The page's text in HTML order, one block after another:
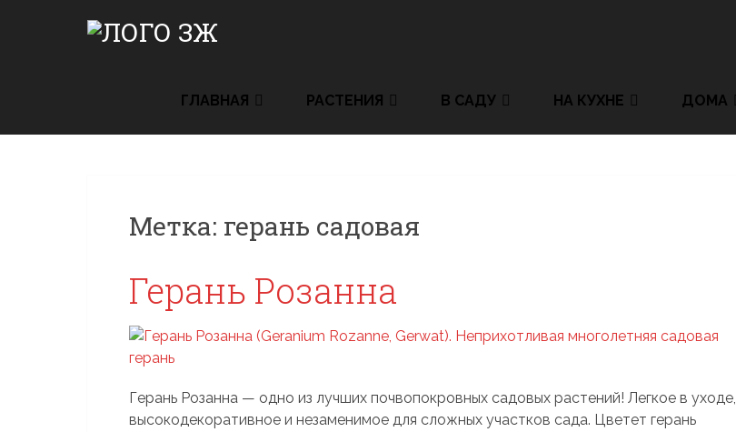
ГЛАВНАЯ РАСТЕНИЯ В САДУ НА КУХНЕ ДОМА
Метка: герань садовая
Герань Розанна
Герань Розанна — одно из лучших почвопокровных садовых растений! Легкое в уходе,
высокодекоративное и незаменимое для сложных участков сада. Цветет герань